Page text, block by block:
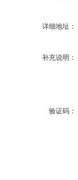
详细地址：
补充说明：
验证码：